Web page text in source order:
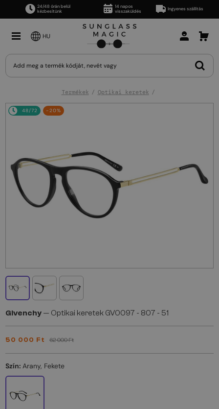
24/48 órán belül
kézbesítünk
14 napos
visszaküldés
Ingyenes szállítás
HU
Termékek Optikai keretek
48/72 -20%
Givenchy — Optikai keretek GV0097 - 807 - 51
50 000 Ft 62 000 Ft
Szín: Arany, Fekete